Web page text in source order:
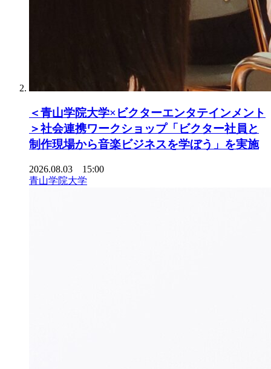
＜青山学院大学×ビクターエンタテインメント
＞社会連携ワークショップ「ビクター社員と
制作現場から音楽ビジネスを学ぼう」を実施
2026.08.03 15:00
青山学院大学